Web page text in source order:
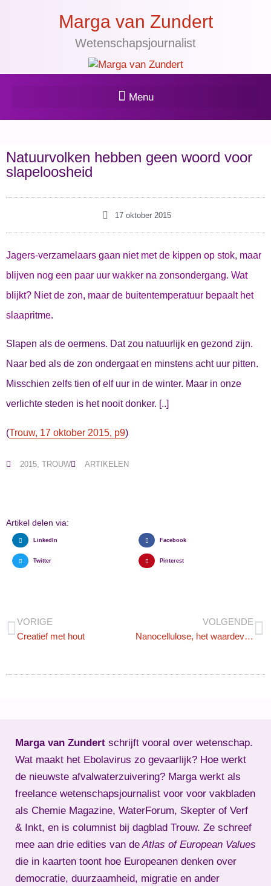
Marga van Zundert
Wetenschapsjournalist
Natuurvolken hebben geen woord voor
slapeloosheid
17 oktober 2015
Jagers-verzamelaars gaan niet met de kippen op stok, maar
blijven nog een paar uur wakker na zonsondergang. Wat
blijkt? Niet de zon, maar de buitentemperatuur bepaalt het
slaapritme.
Slapen als de oermens. Dat zou natuurlijk en gezond zijn.
Naar bed als de zon ondergaat en minstens acht uur pitten.
Misschien zelfs tien of elf uur in de winter. Maar in onze
verlichte steden is het nooit donker. [..]
(Trouw, 17 oktober 2015, p9)
2015, TROUW ARTIKELEN
Artikel delen via:
LinkedIn Facebook
Twitter Pinterest
VORIGE
Creatief met hout
VOLGENDE
Nanocellulose, het waardevolle hart van hout
Marga van Zundert schrijft vooral over wetenschap.
Wat maakt het Ebolavirus zo gevaarlijk? Hoe werkt
de nieuwste afvalwaterzuivering? Marga werkt als
freelance wetenschapsjournalist voor voor vakbladen
als Chemie Magazine, WaterForum, Skepter of Verf
& Inkt, en is columnist bij dagblad Trouw. Ze schreef
mee aan drie edities van deAtlas of European Values
die in kaarten toont hoe Europeanen denken over
democratie, duurzaamheid, migratie en ander